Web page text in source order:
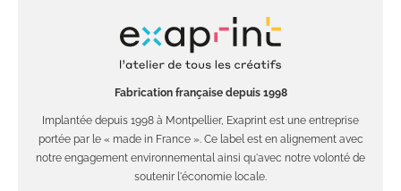
Fabrication française depuis 1998
Implantée depuis 1998 à Montpellier, Exaprint est une entreprise
portée par le « made in France ». Ce label est en alignement avec
notre engagement environnemental ainsi qu'avec notre volonté de
soutenir l'économie locale.